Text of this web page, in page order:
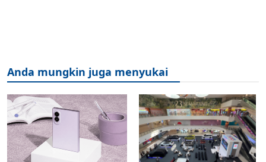
Anda mungkin juga menyukai